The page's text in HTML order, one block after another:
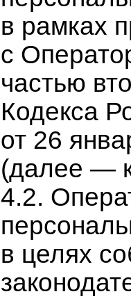
в рамках
с
частью
Кодекса
от 26
(далее —
4.2.
в целях